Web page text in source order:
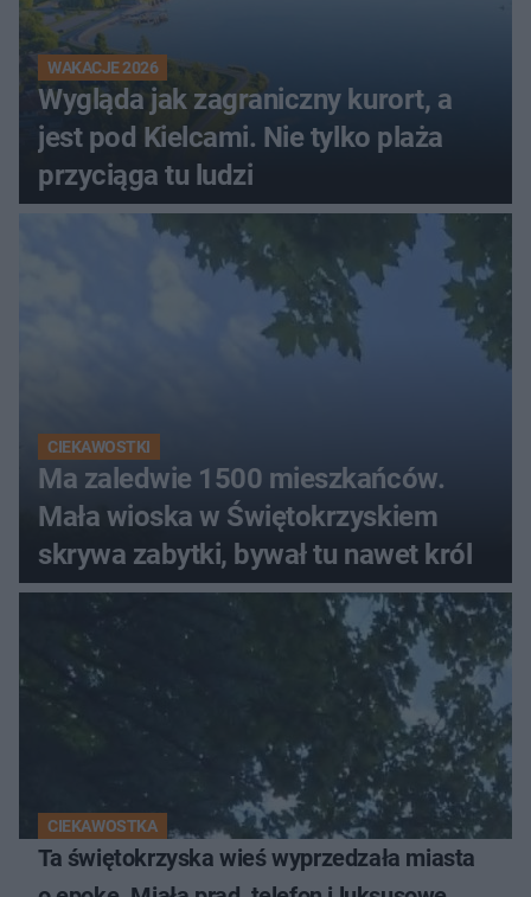
WAKACJE 2026
Wygląda jak zagraniczny kurort, a
jest pod Kielcami. Nie tylko plaża
przyciąga tu ludzi
CIEKAWOSTKI
Ma zaledwie 1500 mieszkańców.
Mała wioska w Świętokrzyskiem
skrywa zabytki, bywał tu nawet król
CIEKAWOSTKA
Ta świętokrzyska wieś wyprzedzała miasta